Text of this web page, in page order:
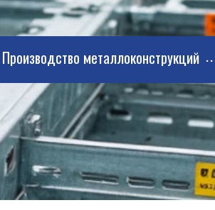
Производство металлоконструкций